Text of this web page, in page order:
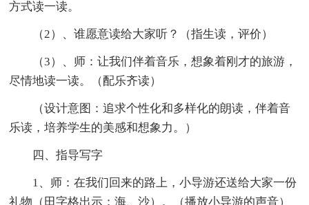
方式读一读。
（2）、谁愿意读给大家听？（指生读，评价）
（3）、师：让我们伴着音乐，想象着刚才的旅游，
尽情地读一读。（配乐齐读）
（设计意图：追求个性化和多样化的朗读，伴着音
乐读，培养学生的美感和想象力。）
四、指导写字
1、师：在我们回来的路上，小导游还送给大家一份
礼物（田字格出示：海、沙）。（播放小导游的声音）